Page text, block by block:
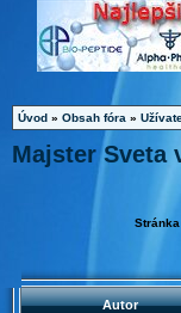
Úvod » Obsah fóra »
Majster Sveta
Stránka
Autor